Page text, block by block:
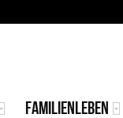
FAMILIENLEBEN